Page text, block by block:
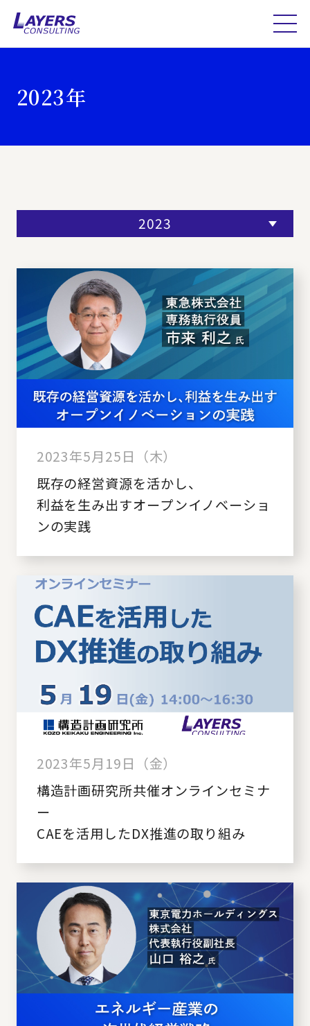
2023年
2023
2023年5月25日（木）
既存の経営資源を活かし、
利益を生み出すオープンイノベーショ
ンの実践
2023年5月19日（金）
構造計画研究所共催オンラインセミナ
ー
CAEを活用したDX推進の取り組み